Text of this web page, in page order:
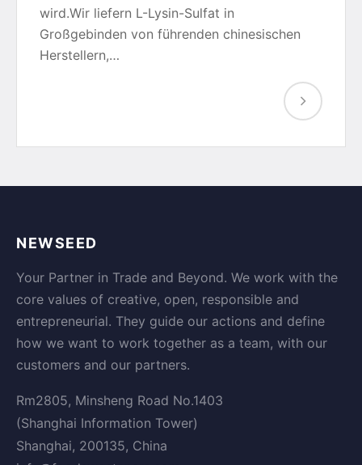
wird.Wir liefern L-Lysin-Sulfat in
Großgebinden von führenden chinesischen
Herstellern,…
NEWSEED
Your Partner in Trade and Beyond. We work with the
core values of creative, open, responsible and
entrepreneurial. They guide our actions and define
how we want to work together as a team, with our
customers and our partners.
Rm2805, Minsheng Road No.1403
(Shanghai Information Tower)
Shanghai, 200135, China